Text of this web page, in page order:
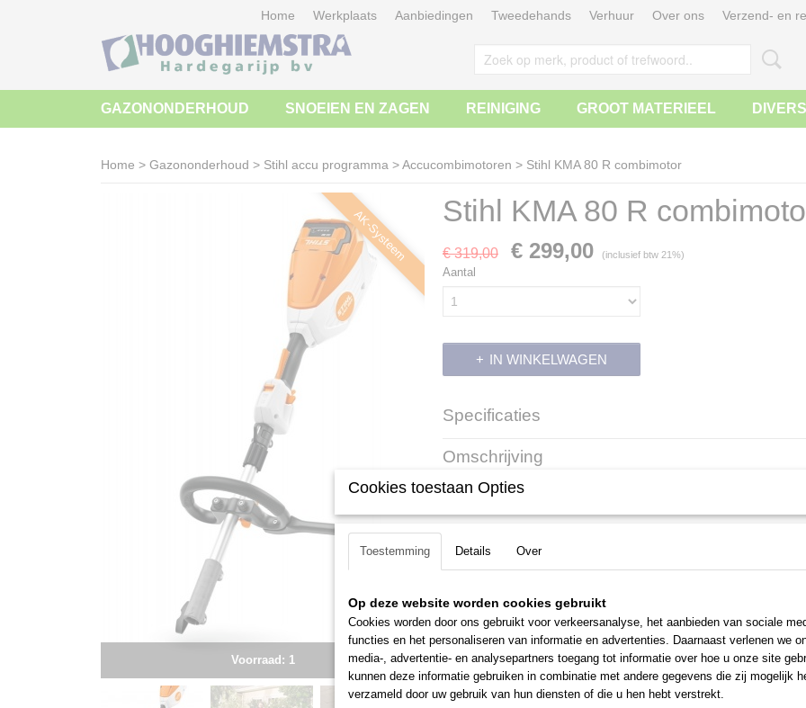
Home Werkplaats Aanbiedingen Tweedehands Verhuur Over ons Verzend- en
GAZONONDERHOUD SNOEIEN EN ZAGEN REINIGING GROOT MATERIEEL
Home > Gazononderhoud > Stihl accu programma >Accucombimotoren > Stihl KMA 80 R combimotor
Voorraad: 1
AK-Systeem Stihl KMA 80 R
€ 319,00 € 299,00 (inclusief btw 21%)
Aantal
IN WINKELWAGEN
Specificaties
Productcode
Productcode leverancier
Omschrijving
Stihl KMA 80 R combimotor
compatibel met een groot aantal Stihl combigereedschappen. AK
borstelloze EC-motor, toerentalregeling met twee vermogensniveaus
verwijderen loopbegrenzer. Kan niet worden gebruikt in combinatie
KM.
Exclusief accu & lader.
Cookies toestaan Opties
Toestemming Details Over
Op deze website worden cookies gebruikt
Cookies worden door ons gebruikt voor verkeersanalyse, het aanbieden van sociale
functies en het personaliseren van informatie en advertenties. Daarnaast verlenen we
media-, advertentie- en analysepartners toegang tot informatie over hoe u onze site
kunnen deze informatie gebruiken in combinatie met andere gegevens die zij mogelijk
verzameld door uw gebruik van hun diensten of die u hen hebt verstrekt.